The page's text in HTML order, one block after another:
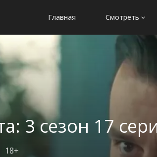
Главная Смотреть
3 сезон 17
18+